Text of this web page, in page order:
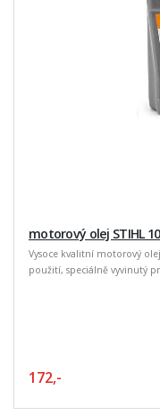
motorový olej STIHL
Vysoce kvalitní motorový
použití, speciálně vyvinutý
172,-